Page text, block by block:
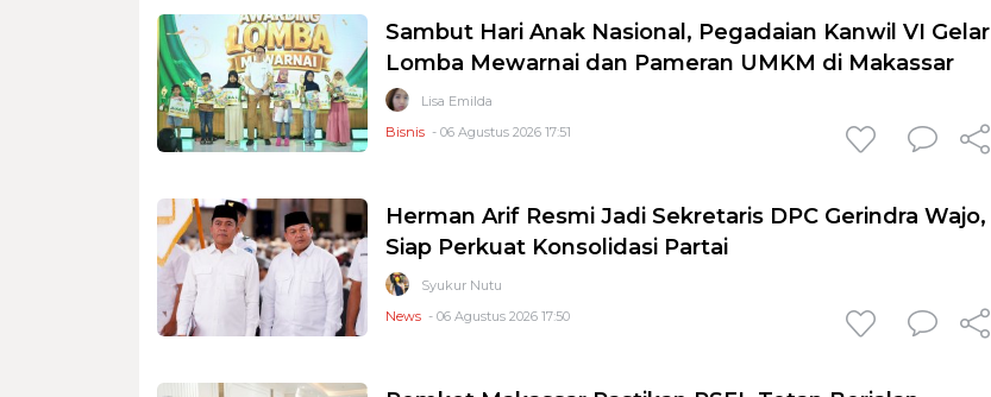
Sambut Hari Anak Nasional, Pegadaian Kanwil VI Gelar
Lomba Mewarnai dan Pameran UMKM di Makassar
Lisa Emilda
Bisnis - 06 Agustus 2026 17:51
Herman Arif Resmi Jadi Sekretaris DPC Gerindra Wajo,
Siap Perkuat Konsolidasi Partai
Syukur Nutu
News - 06 Agustus 2026 17:50